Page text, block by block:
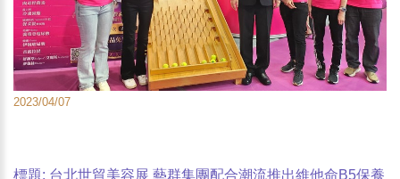
2023/04/07
標題: 台北世貿美容展 藝群集團配合潮流推出維他命B5保養